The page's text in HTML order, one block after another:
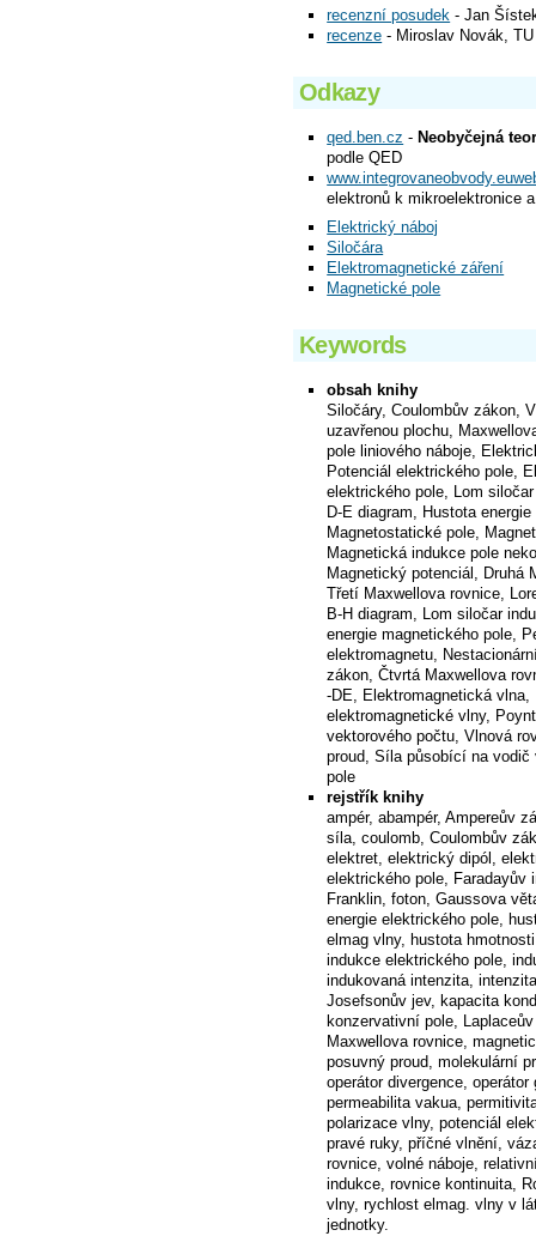
recenzní posudek - Jan
recenze - Miroslav Novák,
Odkazy
qed.ben.cz - Neobyčejná
podle QED
elektronů k mikroelektronice
Elektrický náboj
Siločára
Elektromagnetické záření
Magnetické pole
Keywords
obsah knihy
Siločáry, Coulombův zákon,
uzavřenou plochu,
pole liniového náboje,
Potenciál elektrického pole,
elektrického pole, Lom
D-E diagram, Hustota
Magnetostatické pole,
Magnetická indukce pole
Magnetický potenciál, Druhá
Třetí Maxwellova rovnice,
B-H diagram, Lom siločar
energie magnetického pole,
elektromagnetu,
zákon, Čtvrtá Maxwellova
-DE, Elektromagnetická
elektromagnetické vlny,
vektorového počtu, Vlnová
proud, Síla působící na
pole
rejstřík knihy
ampér, abampér, Ampereův
síla, coulomb, Coulombův
elektret, elektrický dipól,
elektrického pole, Faradayův
Franklin, foton, Gaussova
energie elektrického pole,
elmag vlny, hustota
indukce elektrického pole,
indukovaná intenzita,
Josefsonův jev, kapacita
konzervativní pole,
Maxwellova rovnice,
posuvný proud, molekulární
operátor divergence,
permeabilita vakua,
polarizace vlny, potenciál
pravé ruky, příčné vlnění,
rovnice, volné náboje,
indukce, rovnice kontinuita,
vlny, rychlost elmag. vlny v
jednotky.